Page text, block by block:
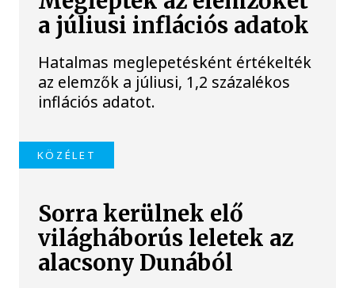
a júliusi inflációs adatok
Hatalmas meglepetésként értékelték
az elemzők a júliusi, 1,2 százalékos
inflációs adatot.
KÖZÉLET
Sorra kerülnek elő
világháborús leletek az
alacsony Dunából